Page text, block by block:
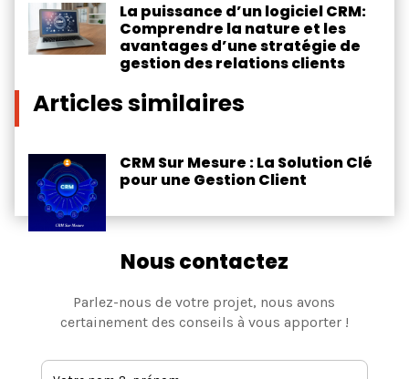
La puissance d’un logiciel CRM:
Comprendre la nature et les
avantages d’une stratégie de
gestion des relations clients
Articles similaires
CRM Sur Mesure : La Solution Clé
pour une Gestion Client
Nous contactez
Parlez-nous de votre projet, nous avons
certainement des conseils à vous apporter !